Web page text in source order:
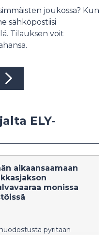
joukossa? Kun
sähköpostiisi
Tilauksen voit
ELY-
aikaansaamaan
monissa
pyritään